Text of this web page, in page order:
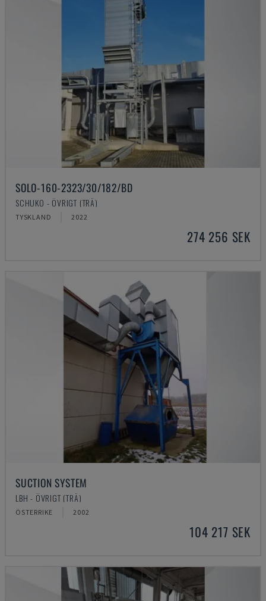
SOLO-160-2323/30/182/BD
SCHUKO - ÖVRIGT (TRÄ)
TYSKLAND 2022
274 256 SEK
SUCTION SYSTEM
LBH - ÖVRIGT (TRÄ)
ÖSTERRIKE 2002
104 217 SEK